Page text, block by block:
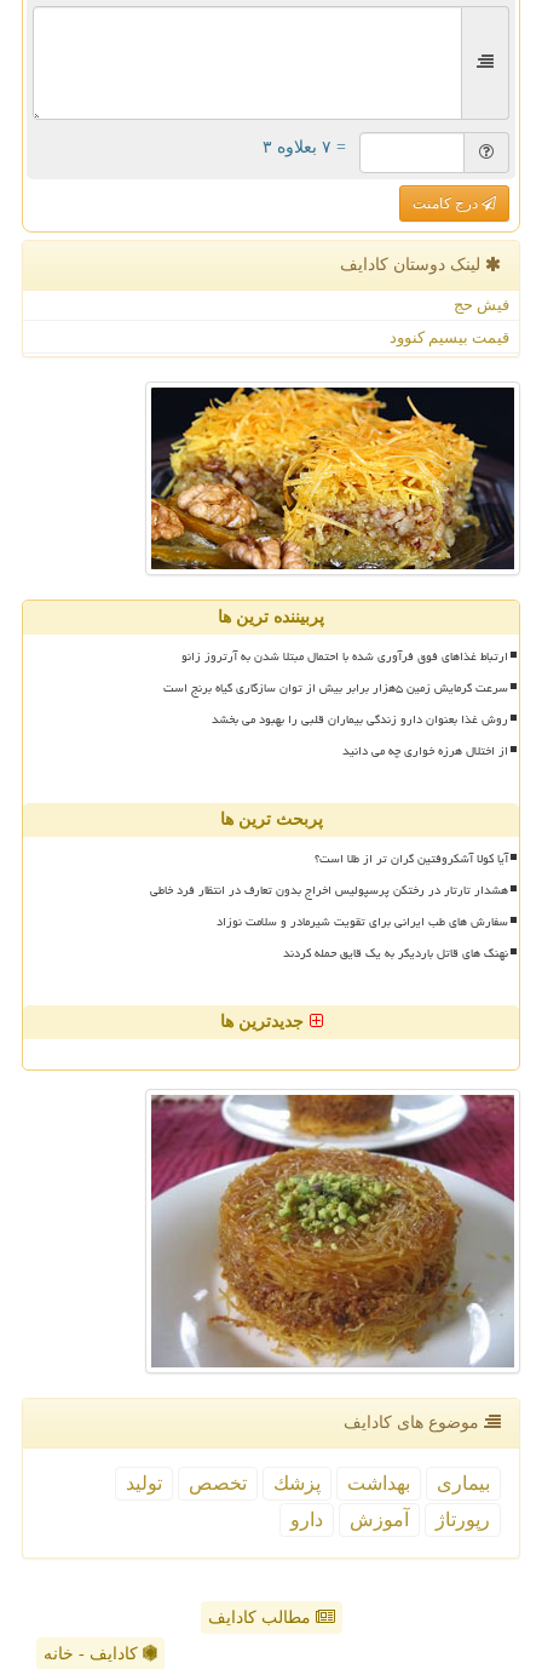
= ۷ بعلاوه ۳
درج کامنت
لینک دوستان كادایف
فیش حج
قیمت بیسیم کنوود
پربیننده ترین ها
ارتباط غذاهای فوق فرآوری شده با احتمال مبتلا شدن به آرتروز زانو
سرعت گرمایش زمین ۵هزار برابر بیش از توان سازگاری گیاه برنج است
روش غذا بعنوان دارو زندگی بیماران قلبی را بهبود می بخشد
از اختلال هرزه خواری چه می دانید
پربحث ترین ها
آیا کولا آشکروفتین گران تر از طلا است؟
هشدار تارتار در رختکن پرسپولیس اخراج بدون تعارف در انتظار فرد خاطی
سفارش های طب ایرانی برای تقویت شیرمادر و سلامت نوزاد
نهنگ های قاتل باردیگر به یک قایق حمله کردند
جدیدترین ها
موضوع های كادایف
بیماری بهداشت پزشك تخصص
تولید
رپورتاژ
آموزش دارو
مطالب کادایف
کادایف - خانه